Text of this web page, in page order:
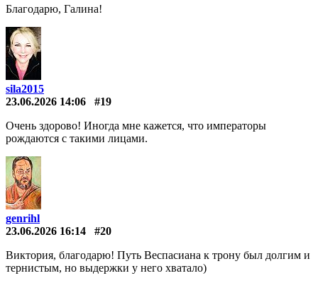
Благодарю, Галина!
sila2015
23.06.2026 14:06
#19
Очень здорово! Иногда мне кажется, что императоры
рождаются с такими лицами.
genrihl
23.06.2026 16:14
#20
Виктория, благодарю! Путь Веспасиана к трону был долгим и
тернистым, но выдержки у него хватало)